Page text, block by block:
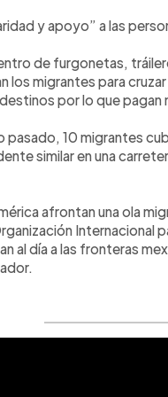
y apoyo” a las
de furgonetas,
los migrantes para
por lo que
pasado, 10 migrantes
similar en una
afrontan una ola
Internacional
al día a las fronteras